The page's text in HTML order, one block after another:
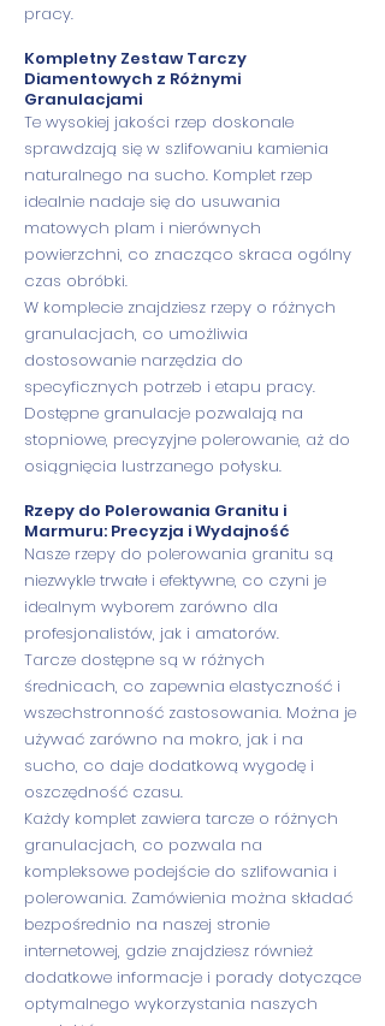
pracy.
Kompletny Zestaw Tarczy
Diamentowych z Różnymi
Granulacjami
Te wysokiej jakości rzep doskonale
sprawdzają się w szlifowaniu kamienia
naturalnego na sucho. Komplet rzep
idealnie nadaje się do usuwania
matowych plam i nierównych
powierzchni, co znacząco skraca ogólny
czas obróbki.
W komplecie znajdziesz rzepy o różnych
granulacjach, co umożliwia
dostosowanie narzędzia do
specyficznych potrzeb i etapu pracy.
Dostępne granulacje pozwalają na
stopniowe, precyzyjne polerowanie, aż do
osiągnięcia lustrzanego połysku.
Rzepy do Polerowania Granitu i
Marmuru: Precyzja i Wydajność
Nasze rzepy do polerowania granitu są
niezwykle trwałe i efektywne, co czyni je
idealnym wyborem zarówno dla
profesjonalistów, jak i amatorów.
Tarcze dostępne są w różnych
średnicach, co zapewnia elastyczność i
wszechstronność zastosowania. Można je
używać zarówno na mokro, jak i na
sucho, co daje dodatkową wygodę i
oszczędność czasu.
Każdy komplet zawiera tarcze o różnych
granulacjach, co pozwala na
kompleksowe podejście do szlifowania i
polerowania. Zamówienia można składać
bezpośrednio na naszej stronie
internetowej, gdzie znajdziesz również
dodatkowe informacje i porady dotyczące
optymalnego wykorzystania naszych